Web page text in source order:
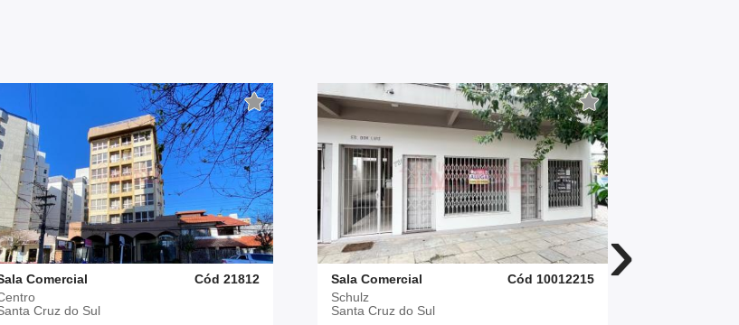
Comercial
Cód 21812
Cruz do Sul
Sala Comercial
Cód 10012215
Schulz
Santa Cruz do Sul
›